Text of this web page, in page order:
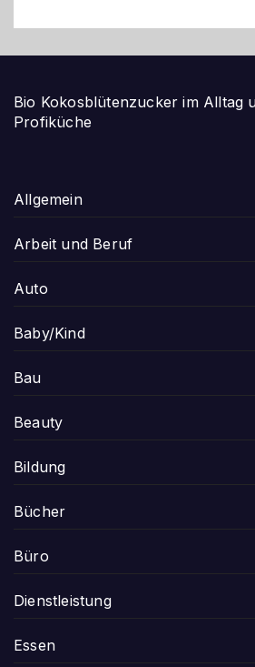
Bio Kokosblütenzucker im Alltag
Profiküche
Allgemein
Arbeit und Beruf
Auto
Baby/Kind
Bau
Beauty
Bildung
Bücher
Büro
Dienstleistung
Essen